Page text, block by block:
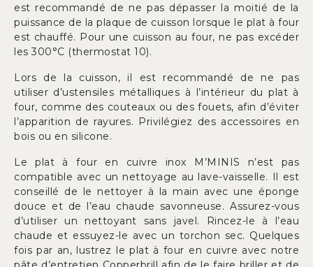
est recommandé de ne pas dépasser la moitié de la
puissance de la plaque de cuisson lorsque le plat à four
est chauffé. Pour une cuisson au four, ne pas excéder
les 300°C (thermostat 10).
Lors de la cuisson, il est recommandé de ne pas
utiliser d’ustensiles métalliques à l’intérieur du plat à
four, comme des couteaux ou des fouets, afin d’éviter
l’apparition de rayures. Privilégiez des accessoires en
bois ou en silicone.
Le plat à four en cuivre inox M’MINIS n’est pas
compatible avec un nettoyage au lave-vaisselle. Il est
conseillé de le nettoyer à la main avec une éponge
douce et de l’eau chaude savonneuse. Assurez-vous
d’utiliser un nettoyant sans javel. Rincez-le à l’eau
chaude et essuyez-le avec un torchon sec. Quelques
fois par an, lustrez le plat à four en cuivre avec notre